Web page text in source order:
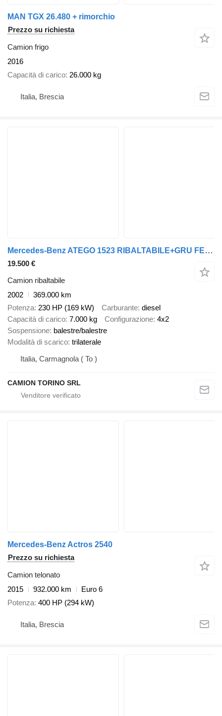
MAN TGX 26.480 + rimorchio
Prezzo su richiesta
Camion frigo
2016
Capacità di carico 26.000 kg
Italia, Brescia
Mercedes-Benz ATEGO 1523 RIBALTABILE+GRU FERRARI 710A1
19.500 €
Camion ribaltabile
2002
369.000 km
Potenza 230 HP (169 kW) Carburante diesel
Capacità di carico 7.000 kg Configurazione 4x2
Sospensione balestre/balestre
Modalità di scarico trilaterale
Italia, Carmagnola ( To )
CAMION TORINO SRL
Mercedes-Benz Actros 2540
Prezzo su richiesta
Camion telonato
2015
932.000 km
Euro 6
Potenza 400 HP (294 kW)
Italia, Brescia